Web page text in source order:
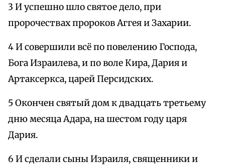
3 И успешно шло святое дело, при
пророчествах пророков Аггея и Захарии.
4 И совершили всё по повелению Господа,
Бога Израилева, и по воле Кира, Дария и
Артаксеркса, царей Персидских.
5 Окончен святый дом к двадцать третьему
дню месяца Адара, на шестом году царя
Дария.
6 И сделали сыны Израиля, священники и